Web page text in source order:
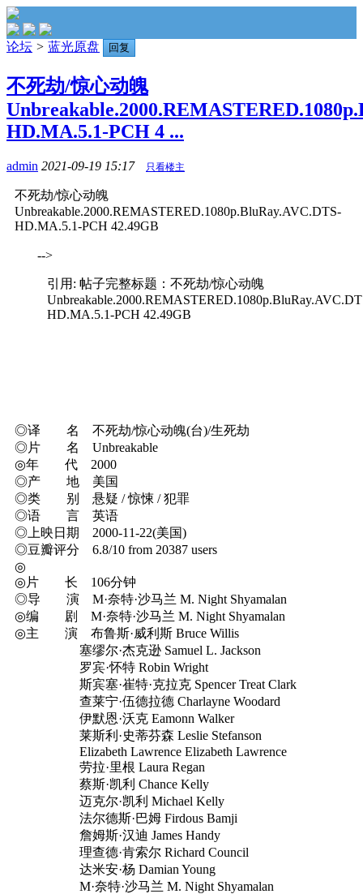
论坛 > 蓝光原盘 回复
不死劫/惊心动魄
HD.MA.5.1-PCH 4 ...
admin 2021-09-19 15:17 只看楼主
不死劫/惊心动魄
Unbreakable.2000.REMASTERED.1080p.BluRay.AVC.DTS-
HD.MA.5.1-PCH 42.49GB
-->
引用: 帖子完整标题：不死劫/惊心动魄
HD.MA.5.1-PCH 42.49GB
◎译 名 不死劫/惊心动魄(台)/生死劫
◎片 名 Unbreakable
◎年 代 2000
◎产 地 美国
◎类 别 悬疑 / 惊悚 / 犯罪
◎语 言 英语
◎上映日期 2000-11-22(美国)
◎豆瓣评分 6.8/10 from 20387 users
◎
◎片 长 106分钟
◎导 演 M·奈特·沙马兰 M. Night Shyamalan
◎编 剧 M·奈特·沙马兰 M. Night Shyamalan
◎主 演 布鲁斯·威利斯 Bruce Willis
塞缪尔·杰克逊 Samuel L. Jackson
罗宾·怀特 Robin Wright
斯宾塞·崔特·克拉克 Spencer Treat Clark
查莱宁·伍德拉德 Charlayne Woodard
伊默恩·沃克 Eamonn Walker
莱斯利·史蒂芬森 Leslie Stefanson
Elizabeth Lawrence Elizabeth Lawrence
劳拉·里根 Laura Regan
蔡斯·凯利 Chance Kelly
迈克尔·凯利 Michael Kelly
法尔德斯·巴姆 Firdous Bamji
詹姆斯·汉迪 James Handy
理查德·肯索尔 Richard Council
达米安·杨 Damian Young
M·奈特·沙马兰 M. Night Shyamalan